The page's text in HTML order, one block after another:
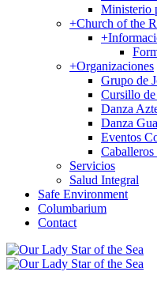
Ministerio
+Church of the
+
+Organizaciones
Grupo de
Cursillo
Danza
Danza
Eventos
Servicios
Salud Integral
Safe Environment
Columbarium
Contact